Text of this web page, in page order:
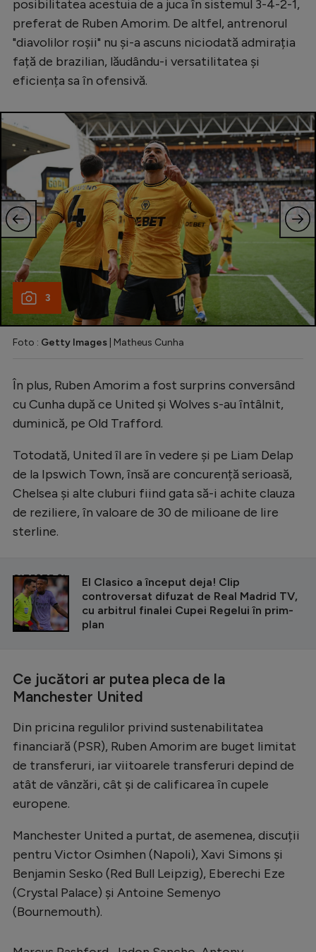
posibilitatea acestuia de a juca în sistemul 3-4-2-1,
preferat de Ruben Amorim. De altfel, antrenorul
"diavolilor roșii" nu și-a ascuns niciodată admirația
față de brazilian, lăudându-i versatilitatea și
eficiența sa în ofensivă.
3
Foto : Getty Images | Matheus Cunha
În plus, Ruben Amorim a fost surprins conversând
cu Cunha după ce United și Wolves s-au întâlnit,
duminică, pe Old Trafford.
Totodată, United îl are în vedere și pe Liam Delap
de la Ipswich Town, însă are concurență serioasă,
Chelsea și alte cluburi fiind gata să-i achite clauza
de reziliere, în valoare de 30 de milioane de lire
sterline.
CITEȘTE ȘI
El Clasico a început deja! Clip
controversat difuzat de Real Madrid TV,
cu arbitrul finalei Cupei Regelui în prim-
plan
Ce jucători ar putea pleca de la
Manchester United
Din pricina regulilor privind sustenabilitatea
financiară (PSR), Ruben Amorim are buget limitat
de transferuri, iar viitoarele transferuri depind de
atât de vânzări, cât și de calificarea în cupele
europene.
Manchester United a purtat, de asemenea, discuții
pentru Victor Osimhen (Napoli), Xavi Simons și
Benjamin Sesko (Red Bull Leipzig), Eberechi Eze
(Crystal Palace) și Antoine Semenyo
(Bournemouth).